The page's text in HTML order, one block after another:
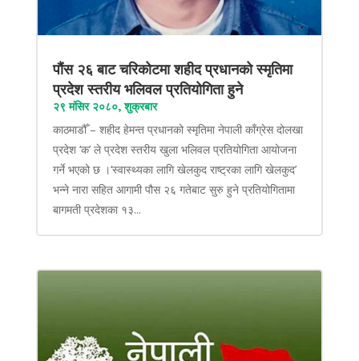
पौंस २६ बाट चरिकोटमा शहीद प्रधानको स्मृतिमा
प्रदेश स्तरीय भलिवल प्रतियोगिता हुने
२९ मंसिर २०८०, शुक्रबार
काठमाडौँ – शहीद हेमन्त प्रधानको स्मृतिमा नेपाली काँग्रेस दोलखा
प्रदेश ‘क’ ले प्रदेश स्तरीय खुला भलिवल प्रतियोगिता आयोजना
गर्ने भएको छ ।‘स्वास्थ्यका लागि खेलकुद राष्ट्रका लागि खेलकुद’
भन्ने नारा सहित आगामी पौस २६ गतेबाट सुरु हुने प्रतियोगितामा
बागमती प्रदेशका १३...